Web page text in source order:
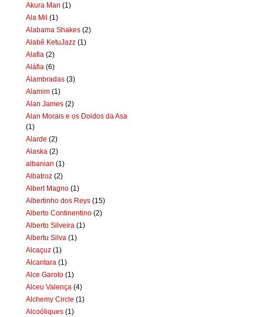
Akura Man (1)
Ala Mil (1)
Alabama Shakes (2)
Alabê KetuJazz (1)
Alafia (2)
Aláfia (6)
Alambradas (3)
Alamim (1)
Alan James (2)
Alan Morais e os Doidos da Asa
(1)
Alarde (2)
Alaska (2)
albanian (1)
Albatroz (2)
Albert Magno (1)
Albertinho dos Reys (15)
Alberto Continentino (2)
Alberto Silveira (1)
Albertu Silva (1)
Alcaçuz (1)
Alcantara (1)
Alce Garoto (1)
Alceu Valença (4)
Alchemy Circle (1)
Alcoóliques (1)